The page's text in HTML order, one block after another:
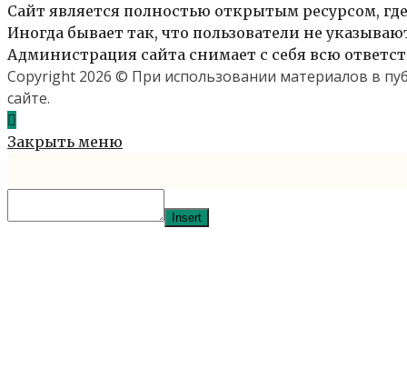
Сайт является полностью открытым ресурсом,
Иногда бывает так, что пользователи не
Администрация сайта снимает с себя всю
Copyright 2026 © При использовании материалов в
сайте.
Закрыть меню
Insert